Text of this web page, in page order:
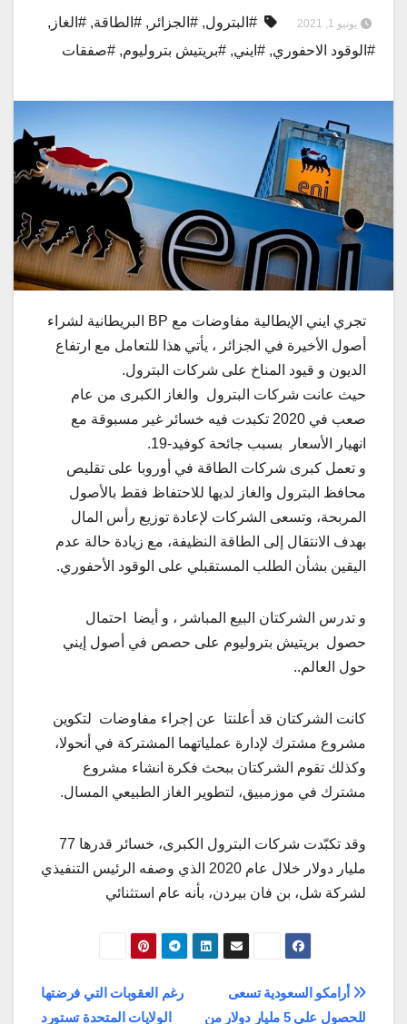
يونيو 1, 2021 #البترول, #الجزائر , #الطاقة, #الغاز ,
#الوقود الاحفوري, #ايني, #بريتيش بتروليوم, #صفقات
تجري ايني الإيطالية مفاوضات مع BP البريطانية لشراء
أصول الأخيرة في الجزائر ، يأتي هذا للتعامل مع ارتفاع
الديون و قيود المناخ على شركات البترول.
حيث عانت شركات البترول والغاز الكبرى من عام
صعب في 2020 تكبدت فيه خسائر غير مسبوقة مع
انهيار الأسعار بسبب جائحة كوفيد-19.
و تعمل كبرى شركات الطاقة في أوروبا على تقليص
محافظ البترول والغاز لديها للاحتفاظ فقط بالأصول
المربحة، وتسعى الشركات لإعادة توزيع رأس المال
بهدف الانتقال إلى الطاقة النظيفة، مع زيادة حالة عدم
اليقين بشأن الطلب المستقبلي على الوقود الأحفوري.
و تدرس الشركتان البيع المباشر ، و أيضا احتمال
حصول بريتيش بتروليوم على حصص في أصول إيني
حول العالم..
كانت الشركتان قد أعلنتا عن إجراء مفاوضات لتكوين
مشروع مشترك لإدارة عملياتهما المشتركة في أنحولا،
وكذلك تقوم الشركتان ببحث فكرة انشاء مشروع
مشترك في موزمبيق، لتطوير الغاز الطبيعي المسال.
وقد تكبّدت شركات البترول الكبرى، خسائر قدرها 77
مليار دولار خلال عام 2020 الذي وصفه الرئيس التنفيذي
لشركة شل، بن فان بيردن، بأنه عام استثنائي
تصفّح
رغم العقوبات التي فرضتها
الولايات المتحدة تستورد
أرامكو السعودية تسعى
للحصول على 5 مليار دولار من